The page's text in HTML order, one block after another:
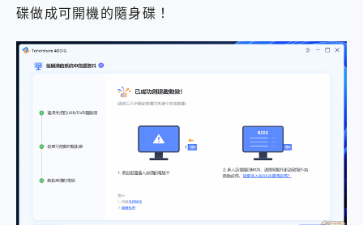
碟做成可開機的隨身碟！